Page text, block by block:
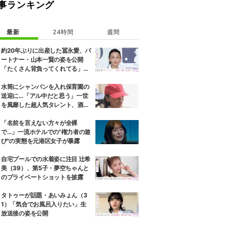
ランキング
最新 24時間 週間
約20年ぶりに出産した冨永愛、パ
ートナー・山本一賢の姿を公開
「たくさん背負ってくれてる」感
水筒にシャンパンを入れ保育園の
送迎に…「アル中だと思う」一世
を風靡した超人気タレント、酒漬
「名前を言えない方々が全裸
で…」一流ホテルでの"権力者の遊
び"の実態を元港区女子が暴露
自宅プールでの水着姿に注目 辻希
美（39）、第5子・夢空ちゃんと
のプライベートショットを披露
タトゥーが話題・あいみょん（3
1）「気合でお風呂入りたい」生
放送後の姿を公開